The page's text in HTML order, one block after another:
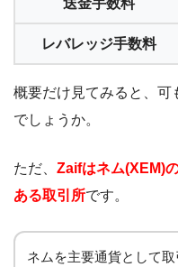
レバレッジ手数料
概要だけ見てみると、可
でしょうか。
ただ、 Zaifはネム(XEM)
ある取引所です。
ネムを主要通貨として